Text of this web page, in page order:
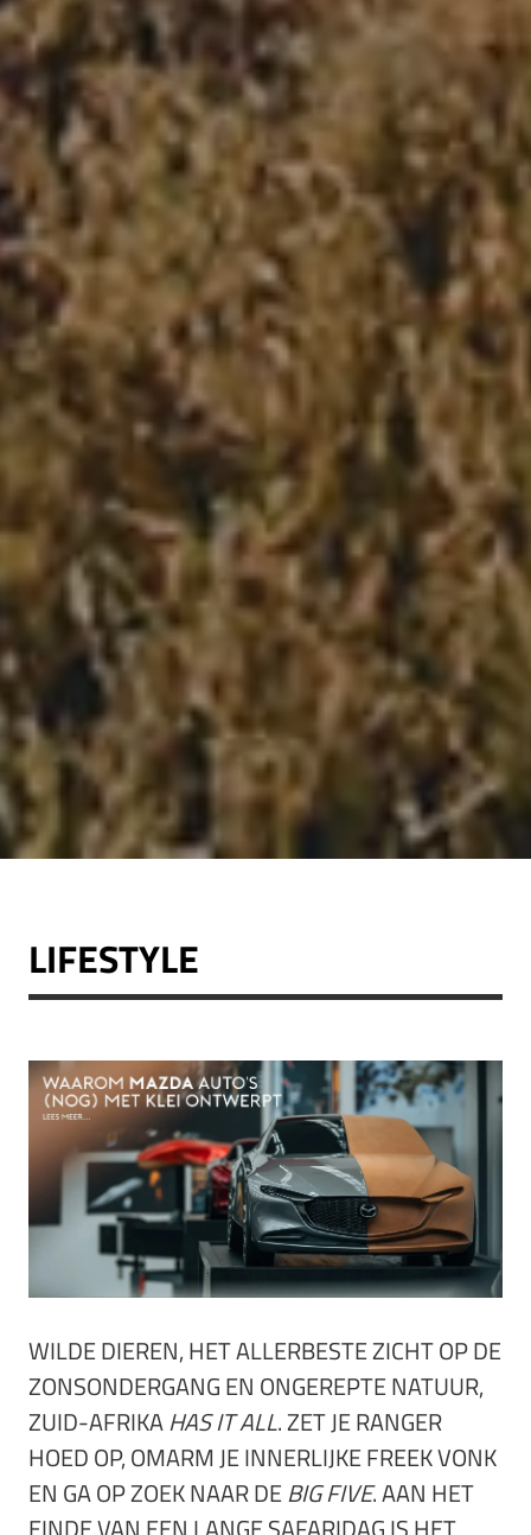
LIFESTYLE
WILDE DIEREN, HET ALLERBESTE ZICHT OP DE
ZONSONDERGANG EN ONGEREPTE NATUUR,
ZUID-AFRIKAHAS IT ALL. ZET JE RANGER
HOED OP, OMARM JE INNERLIJKE FREEK VONK
EN GA OP ZOEK NAAR DEBIG FIVE. AAN HET